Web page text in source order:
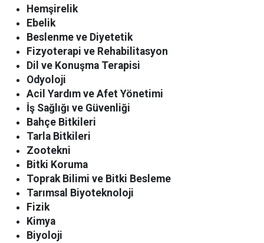
Hemşirelik
Ebelik
Beslenme ve Diyetetik
Fizyoterapi ve Rehabilitasyon
Dil ve Konuşma Terapisi
Odyoloji
Acil Yardım ve Afet Yönetimi
İş Sağlığı ve Güvenliği
Bahçe Bitkileri
Tarla Bitkileri
Zootekni
Bitki Koruma
Toprak Bilimi ve Bitki Besleme
Tarımsal Biyoteknoloji
Fizik
Kimya
Biyoloji